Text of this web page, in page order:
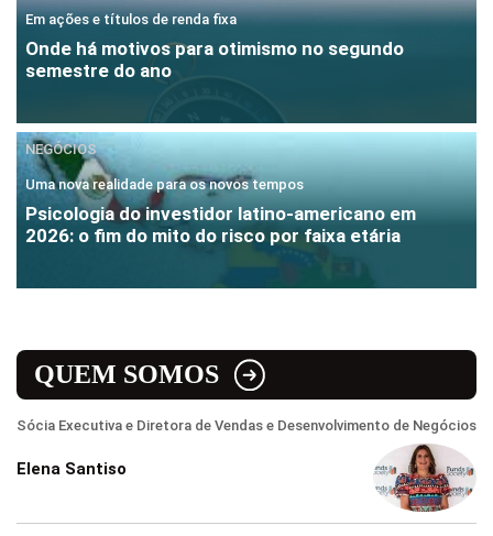
Em ações e títulos de renda fixa
Onde há motivos para otimismo no segundo
semestre do ano
NEGÓCIOS
Uma nova realidade para os novos tempos
Psicologia do investidor latino-americano em
2026: o fim do mito do risco por faixa etária
QUEM SOMOS
Sócia Executiva e Diretora de Vendas e Desenvolvimento de Negócios
Elena Santiso